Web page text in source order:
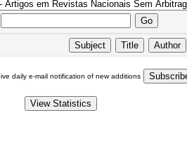
daily e-mail notification of new additions